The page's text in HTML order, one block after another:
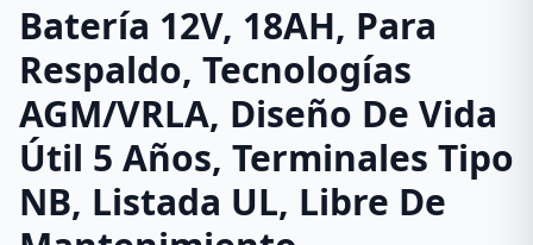
Batería 12V, 18AH, Para
Respaldo, Tecnologías
AGM/VRLA, Diseño De Vida
Útil 5 Años, Terminales Tipo
NB, Listada UL, Libre De